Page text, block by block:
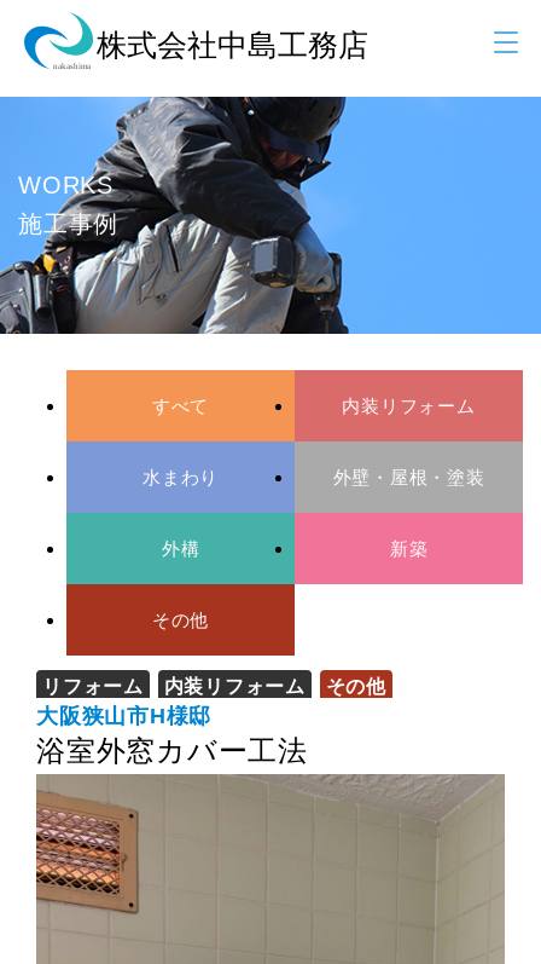
WORKS
施工事例
すべて 内装リフォーム
水まわり 外壁・屋根・塗装
外構 新築
その他
リフォーム 内装リフォーム その他
大阪狭山市H様邸
浴室外窓カバー工法